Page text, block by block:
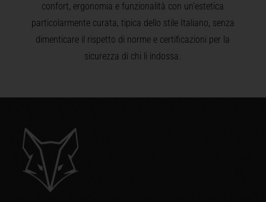
confort, ergonomia e funzionalità con un’estetica
particolarmente curata, tipica dello stile Italiano, senza
dimenticare il rispetto di norme e certificazioni per la
sicurezza di chi li indossa.